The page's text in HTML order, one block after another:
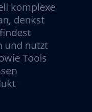
komplexe
denkst
und nutzt
Tools